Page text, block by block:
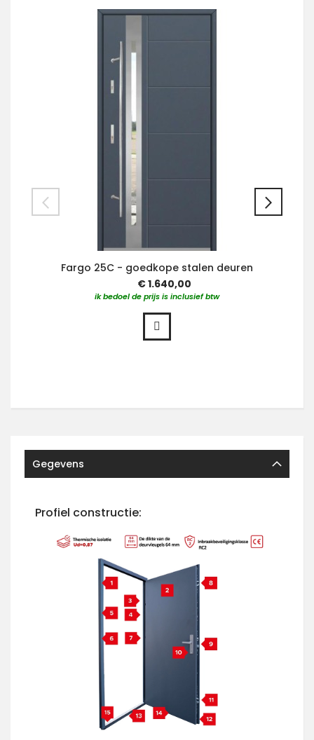
Fargo 25C - goedkope stalen deuren
€ 1.640,00
ik bedoel de prijs is inclusief btw
Gegevens